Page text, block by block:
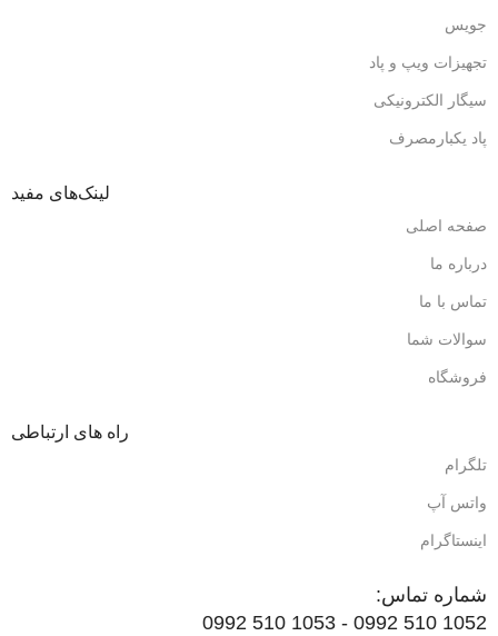
جویس
تجهیزات ویپ و پاد
سیگار الکترونیکی
پاد یکبارمصرف
لینک‌های مفید
صفحه اصلی
درباره ما
تماس با ما
سوالات شما
فروشگاه
راه های ارتباطی
تلگرام
واتس آپ
اینستاگرام
شماره تماس:
1052 510 0992 - 1053 510 0992